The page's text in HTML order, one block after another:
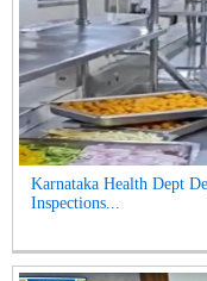
Karnataka Health Dept
Inspections...